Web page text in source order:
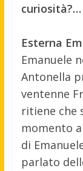
curiosità?…
Esterna
Emanuele
Antonella
ventenne
ritiene che
momento
di
parlato